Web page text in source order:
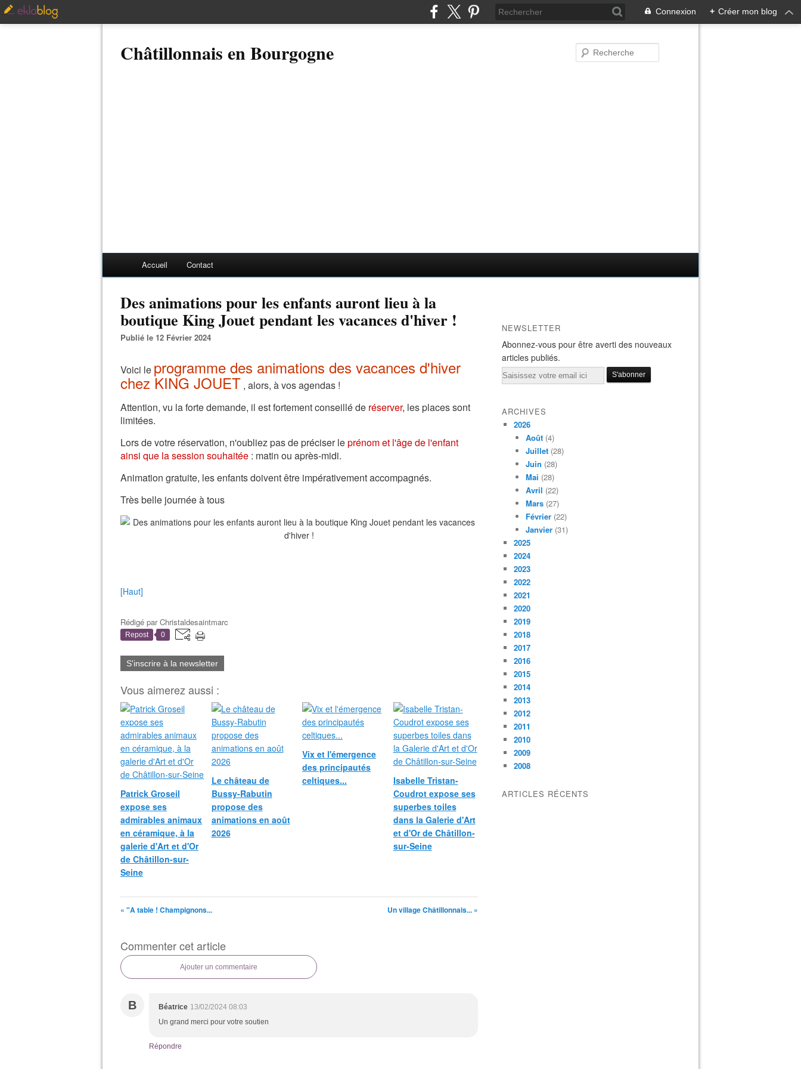
Connexion + Créer mon blog
Châtillonnais en Bourgogne
Accueil Contact
Des animations pour les enfants auront lieu à la
boutique King Jouet pendant les vacances d'hiver !
Publié le 12 Février 2024
Voici le programme des animations des vacances d'hiver
chez KING JOUET , alors, à vos agendas !
Attention, vu la forte demande, il est fortement conseillé de réserver, les places sont
limitées.
Lors de votre réservation, n'oubliez pas de préciser leprénom et l'âge de l'enfant
ainsi que la session souhaitée : matin ou après-midi.
Animation gratuite, les enfants doivent être impérativement accompagnés.
Très belle journée à tous
[Haut]
Rédigé parChristaldesaintmarc
Repost 0
S'inscrire à la newsletter
Vous aimerez aussi :
Patrick Groseil
expose ses
admirables animaux
en céramique, à la
galerie d'Art et d'Or
de Châtillon-sur-
Seine
Le château de
Bussy-Rabutin
propose des
animations en août
2026
Vix et l'émergence
des principautés
celtiques...
Isabelle Tristan-
Coudrot expose ses
superbes toiles
dans la Galerie d'Art
et d'Or de Châtillon-
sur-Seine
« "A table ! Champignons... Un village Châtillonnais... »
Commenter cet article
Ajouter un commentaire
B Béatrice 13/02/2024 08:03
Un grand merci pour votre soutien
Répondre
NEWSLETTER
Abonnez-vous pour être averti des nouveaux
articles publiés.
Email
ARCHIVES
2026
Août (4)
Juillet (28)
Juin (28)
Mai (28)
Avril (22)
Mars (27)
Février (22)
Janvier (31)
2025
2024
2023
2022
2021
2020
2019
2018
2017
2016
2015
2014
2013
2012
2011
2010
2009
2008
ARTICLES RÉCENTS